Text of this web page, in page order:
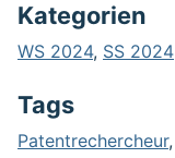
Kategorien
WS 2024, SS 2024
Tags
Patentrechercheur,